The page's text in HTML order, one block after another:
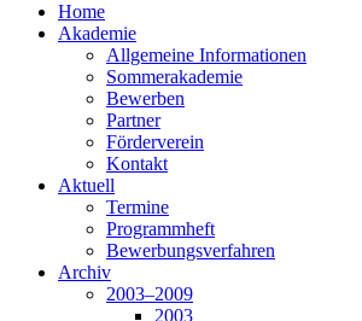
Home
Akademie
Allgemeine Informationen
Sommerakademie
Bewerben
Partner
Förderverein
Kontakt
Aktuell
Termine
Programmheft
Bewerbungsverfahren
Archiv
2003–2009
2003